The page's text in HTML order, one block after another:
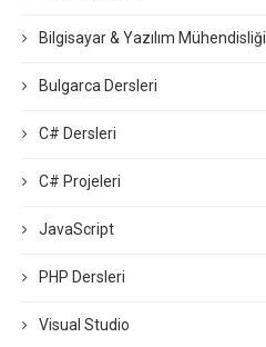
Bilgisayar & Yazılım Mühendisliği
Bulgarca Dersleri
C# Dersleri
C# Projeleri
JavaScript
PHP Dersleri
Visual Studio